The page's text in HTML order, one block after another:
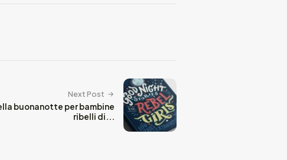
Next Post
buonanotte per bambine
ribelli di...